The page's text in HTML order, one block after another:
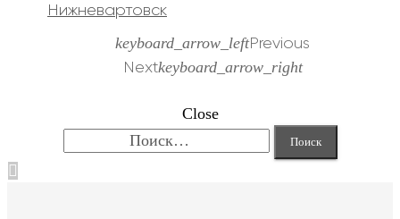
Нижневартовск
keyboard_arrow_leftPrevious
Nextkeyboard_arrow_right
Close